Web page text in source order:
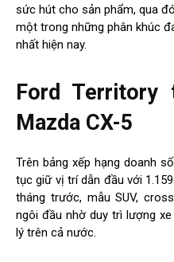
sức hút cho sản phẩm, qua
một trong những phân khúc
nhất hiện nay.
Ford Territory
Mazda CX-5
Trên bảng xếp hạng doanh
tục giữ vị trí dẫn đầu với
tháng trước, mẫu SUV,
ngôi đầu nhờ duy trì lượng
lý trên cả nước.